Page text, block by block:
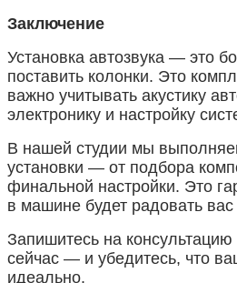
Заключение
Установка автозвука — это
поставить колонки. Это
важно учитывать акустику
электронику и настройку
В нашей студии мы
установки — от подбора
финальной настройки. Это
в машине будет радовать
Запишитесь на
сейчас — и убедитесь, что
идеально.